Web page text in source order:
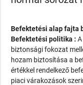
Befektetési alap fajta
Befektetési politika :
biztonsági fokozat
hozam biztosítása a
értékkel rendelkező
piaci várakozások